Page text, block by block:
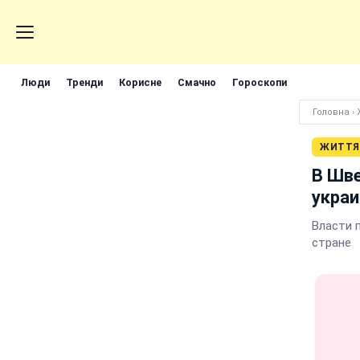
Люди Тренди Корисне Смачно Гороскопи
Головна ›
ЖИТТЯ
В
Власти
стране